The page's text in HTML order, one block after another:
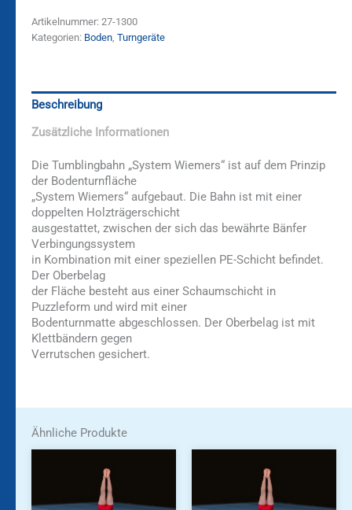
Artikelnummer: 27-1300
Kategorien: Boden Turngeräte
Beschreibung
Zusätzliche Informationen
Die Tumblingbahn „System Wiemers“ ist auf dem Prinzip
der Bodenturnfläche
„System Wiemers“ aufgebaut. Die Bahn ist mit einer
doppelten Holzträgerschicht
ausgestattet, zwischen der sich das bewährte Bänfer
Verbingungssystem
in Kombination mit einer speziellen PE-Schicht befindet.
Der Oberbelag
der Fläche besteht aus einer Schaumschicht in
Puzzleform und wird mit einer
Bodenturnmatte abgeschlossen. Der Oberbelag ist mit
Klettbändern gegen
Verrutschen gesichert.
Ähnliche Produkte
mehrere